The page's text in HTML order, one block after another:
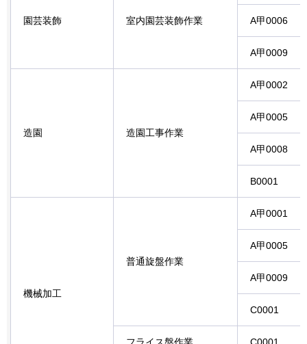
園芸装飾 室内園芸装飾作業 A甲0006
A甲0009
造園 造園工事作業
A甲0002
A甲0005
A甲0008
B0001
機械加工
普通旋盤作業
A甲0001
A甲0005
A甲0009
C0001